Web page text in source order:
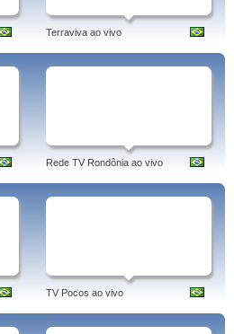
Terraviva ao vivo
Rede TV Rondônia ao vivo
TV Pocos ao vivo